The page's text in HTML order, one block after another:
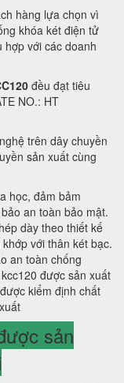
hàng lựa chọn vì
khóa két điện tử
với các doanh
đều đạt tiêu
NO.: HT
trên dây chuyền
sản xuất cùng
học, đảm bảm
an toàn bảo mật.
dày theo thiết kế
với thân két bạc.
an toàn chống
được sản xuất
kiểm định chất
sản